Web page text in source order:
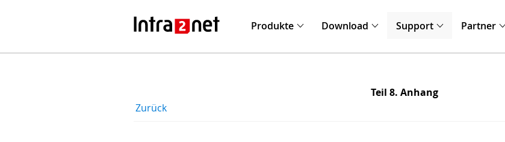
Produkte Download Support Partner
Teil 8. Anhang
Zurück